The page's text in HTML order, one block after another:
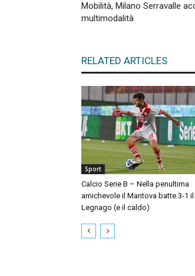
Mobilità, Milano Serravalle
multimodalità
RELATED ARTICLES
Sport
Calcio Serie B – Nella penultima
amichevole il Mantova batte 3-1 il
Legnago (e il caldo)